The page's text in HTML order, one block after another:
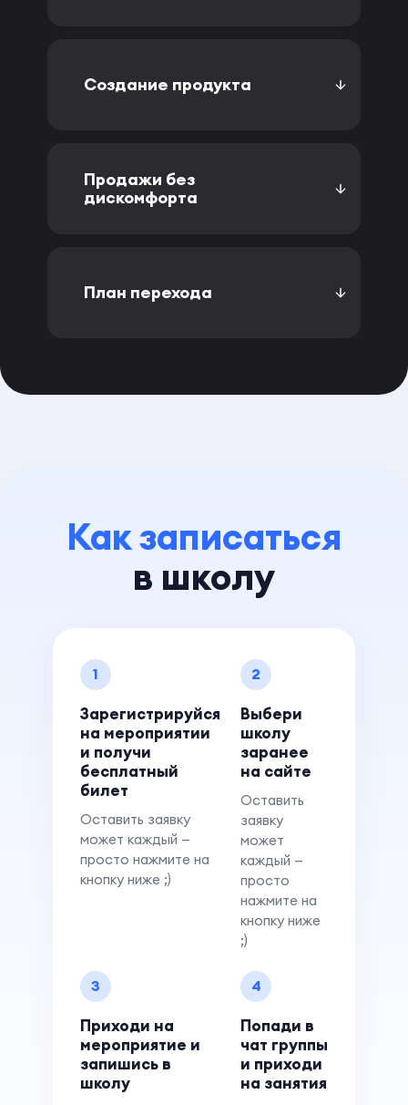
Создание продукта
Продажи без
дискомфорта
План перехода
Как записаться
в школу
1
Зарегистрируйся
на мероприятии
и получи
бесплатный
билет
Оставить заявку
может каждый —
просто нажмите на
кнопку ниже ;)
2
Выбери
школу
заранее
на сайте
Оставить
заявку
может
каждый —
просто
нажмите на
кнопку ниже
;)
3
Приходи на
мероприятие и
запишись в
школу
4
Попади в
чат группы
и приходи
на занятия